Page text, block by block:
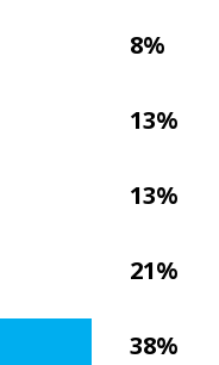
8%
13%
13%
21%
38%